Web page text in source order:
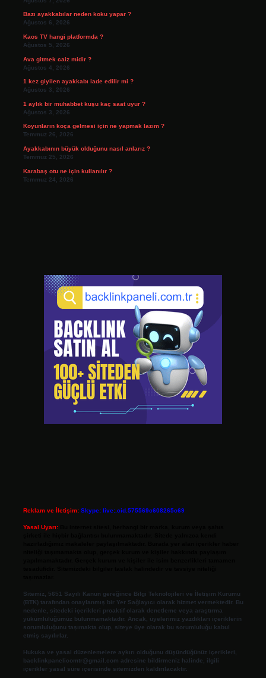
Bazı ayakkabılar neden koku yapar ?
Ağustos 6, 2026
Kaos TV hangi platformda ?
Ağustos 5, 2026
Ava gitmek caiz midir ?
Ağustos 4, 2026
1 kez giyilen ayakkabı iade edilir mi ?
Ağustos 3, 2026
1 aylık bir muhabbet kuşu kaç saat uyur ?
Ağustos 3, 2026
Koyunların koça gelmesi için ne yapmak lazım ?
Temmuz 26, 2026
Ayakkabının büyük olduğunu nasıl anlarız ?
Temmuz 25, 2026
Karabaş otu ne için kullanılır ?
Temmuz 24, 2026
Reklam ve İletişim: Skype: live:.cid.575569c608265c69
Yasal Uyarı:
Sitemiz, 5651 Sayılı Kanun gereğince Bilgi Teknolojileri ve İletişim Kurumu
(BTK) tarafından onaylanmış bir Yer Sağlayıcı olarak hizmet vermektedir. Bu
nedenle, sitedeki içerikleri proaktif olarak denetleme veya araştırma
yükümlülüğümüz bulunmamaktadır. Ancak, üyelerimiz yazdıkları içeriklerin
sorumluluğunu taşımakta olup, siteye üye olarak bu sorumluluğu kabul
etmiş sayılırlar.
Hukuka ve yasal düzenlemelere aykırı olduğunu düşündüğünüz içerikleri,
backlinkpanelicomtr@gmail.com adresine bildirmeniz halinde, ilgili
içerikler yasal süre içerisinde sitemizden kaldırılacaktır.